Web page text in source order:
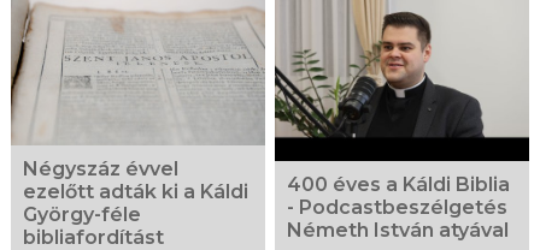
fotógaléria
Négyszáz évvel
ezelőtt adták ki a Káldi
György-féle
bibliafordítást
400 éves a Káldi Biblia
- Podcastbeszélgetés
Németh István atyával